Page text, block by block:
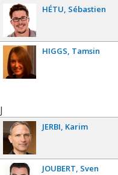
HÉTU Sébastien
HIGGS Tamsin
J
JERBI Karim
JOUBERT Sven